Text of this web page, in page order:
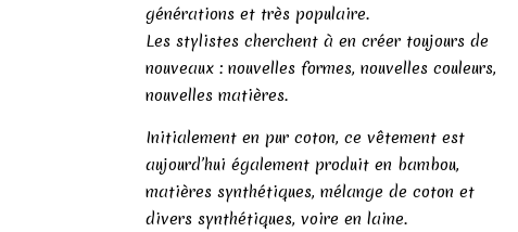
générations et très populaire.
Les stylistes cherchent à en créer toujours de
nouveaux : nouvelles formes, nouvelles couleurs,
nouvelles matières.
Initialement en pur coton, ce vêtement est
aujourd’hui également produit en bambou,
matières synthétiques, mélange de coton et
divers synthétiques, voire en laine.